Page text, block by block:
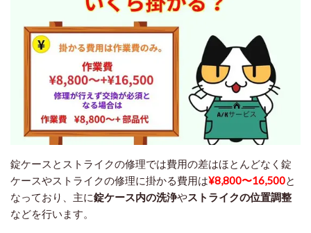
錠ケースとストライクの修理では費用の差はほとんどなく錠
ケースやストライクの修理に掛かる費用は¥8,800〜16,500と
なっており、主に錠ケース内の洗浄やストライクの位置調整
などを行います。